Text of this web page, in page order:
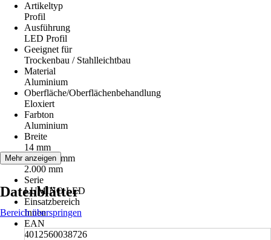
Artikeltyp
Profil
Ausführung
LED Profil
Geeignet für
Trockenbau / Stahlleichtbau
Material
Aluminium
Oberfläche/Oberflächenbehandlung
Eloxiert
Farbton
Aluminium
Breite
14 mm
Länge in mm
2.000 mm
Serie
LUMINO LED
Einsatzbereich
Innen
EAN
4012560038726
Mehr anzeigen
Datenblätter
Bereich überspringen